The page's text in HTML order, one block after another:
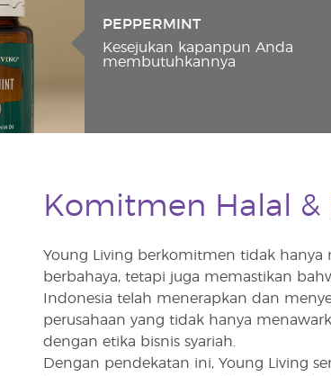
PEPPERMINT
Kesejukan kapanpun Anda
membutuhkannya
Komitmen Halal &
Young Living berkomitmen tidak
berbahaya, tetapi juga memastikan
Indonesia telah menerapkan dan
perusahaan yang tidak hanya
dengan etika bisnis syariah.
Dengan pendekatan ini, Young Living